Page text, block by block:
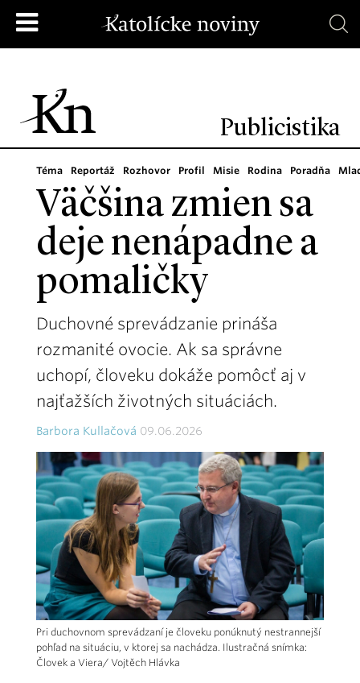
Publicistika
Téma Reportáž Rozhovor Profil Misie Rodina Poradňa
Väčšina zmien sa
deje nenápadne a
pomaličky
Duchovné sprevádzanie prináša
rozmanité ovocie. Ak sa správne
uchopí, človeku dokáže pomôcť aj v
najťažších životných situáciách.
Barbora Kullačová 09.06.2026
Pri duchovnom sprevádzaní je človeku ponúknutý nestrannejší
pohľad na situáciu, v ktorej sa nachádza. Ilustračná snímka:
Človek a Viera/ Vojtěch Hlávka